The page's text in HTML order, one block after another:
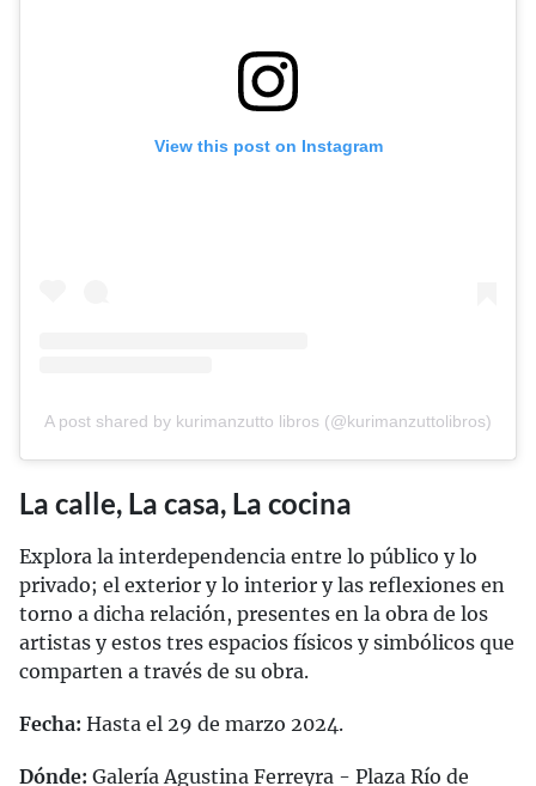
View this post on Instagram
A post shared by kurimanzutto libros (@kurimanzuttolibros)
La calle, La casa, La cocina
Explora la interdependencia entre lo público y lo
privado; el exterior y lo interior y las reflexiones en
torno a dicha relación, presentes en la obra de los
artistas y estos tres espacios físicos y simbólicos que
comparten a través de su obra.
Fecha: Hasta el 29 de marzo 2024.
Dónde: Galería Agustina Ferreyra - Plaza Río de